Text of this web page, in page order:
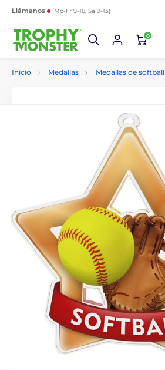
Llámanos (Mo-Fr 9-18, Sa 9-13)
0
Inicio Medallas Medallas de softball